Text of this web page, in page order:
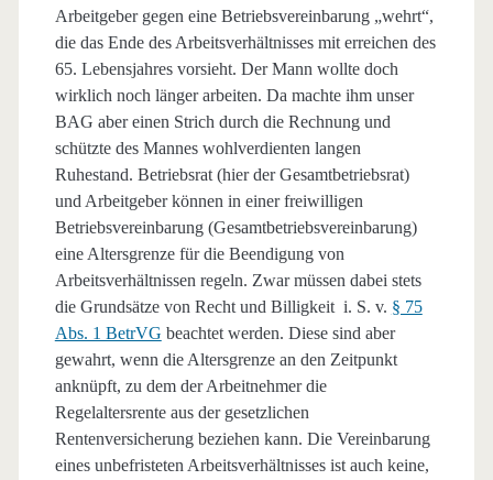
Arbeitgeber gegen eine Betriebsvereinbarung „wehrt“,
die das Ende des Arbeitsverhältnisses mit erreichen des
65. Lebensjahres vorsieht. Der Mann wollte doch
wirklich noch länger arbeiten. Da machte ihm unser
BAG aber einen Strich durch die Rechnung und
schützte des Mannes wohlverdienten langen
Ruhestand. Betriebsrat (hier der Gesamtbetriebsrat)
und Arbeitgeber können in einer freiwilligen
Betriebsvereinbarung (Gesamtbetriebsvereinbarung)
eine Altersgrenze für die Beendigung von
Arbeitsverhältnissen regeln. Zwar müssen dabei stets
die Grundsätze von Recht und Billigkeit i. S. v. § 75
Abs. 1 BetrVG beachtet werden. Diese sind aber
gewahrt, wenn die Altersgrenze an den Zeitpunkt
anknüpft, zu dem der Arbeitnehmer die
Regelaltersrente aus der gesetzlichen
Rentenversicherung beziehen kann. Die Vereinbarung
eines unbefristeten Arbeitsverhältnisses ist auch keine,